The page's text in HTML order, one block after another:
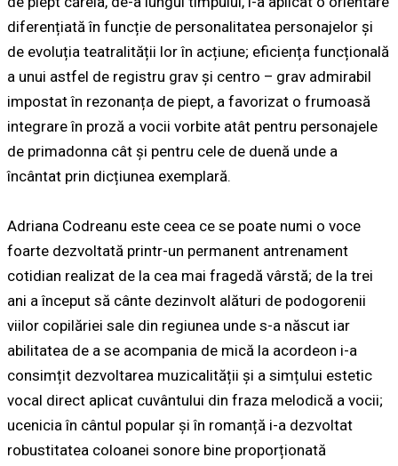
diferențiată în funcție de personalitatea personajelor și
de evoluția teatralității lor în acțiune; eficiența funcțională
a unui astfel de registru grav și centro – grav admirabil
impostat în rezonanța de piept, a favorizat o frumoasă
integrare în proză a vocii vorbite atât pentru personajele
de primadonna cât și pentru cele de duenă unde a
încântat prin dicțiunea exemplară.
Adriana Codreanu este ceea ce se poate numi o voce
foarte dezvoltată printr-un permanent antrenament
cotidian realizat de la cea mai fragedă vârstă; de la trei
ani a început să cânte dezinvolt alături de podogorenii
viilor copilăriei sale din regiunea unde s-a născut iar
abilitatea de a se acompania de mică la acordeon i-a
consimțit dezvoltarea muzicalității și a simțului estetic
vocal direct aplicat cuvântului din fraza melodică a vocii;
ucenicia în cântul popular și în romanță i-a dezvoltat
robustitatea coloanei sonore bine proporționată